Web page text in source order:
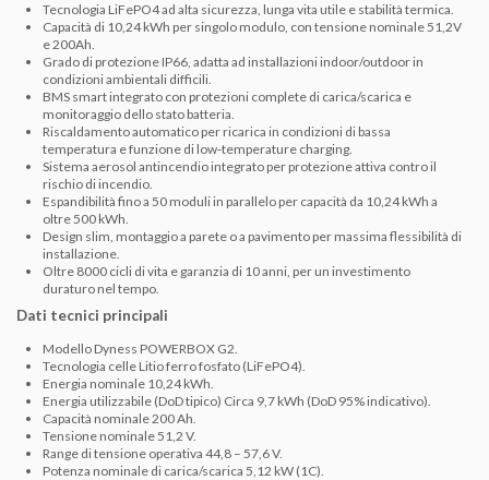
Tecnologia LiFePO4 ad alta sicurezza, lunga vita utile e stabilità termica.
Capacità di 10,24 kWh per singolo modulo, con tensione nominale 51,2V
e 200Ah.
Grado di protezione IP66, adatta ad installazioni indoor/outdoor in
condizioni ambientali difficili.
BMS smart integrato con protezioni complete di carica/scarica e
monitoraggio dello stato batteria.
Riscaldamento automatico per ricarica in condizioni di bassa
temperatura e funzione di low‑temperature charging.
Sistema aerosol antincendio integrato per protezione attiva contro il
rischio di incendio.
Espandibilità fino a 50 moduli in parallelo per capacità da 10,24 kWh a
oltre 500 kWh.
Design slim, montaggio a parete o a pavimento per massima flessibilità di
installazione.
Oltre 8000 cicli di vita e garanzia di 10 anni, per un investimento
duraturo nel tempo.
Dati tecnici principali
Modello Dyness POWERBOX G2.
Tecnologia celle Litio ferro fosfato (LiFePO4).
Energia nominale 10,24 kWh.
Energia utilizzabile (DoD tipico) Circa 9,7 kWh (DoD 95% indicativo).
Capacità nominale200 Ah.
Tensione nominale 51,2 V.
Range di tensione operativa 44,8 – 57,6 V.
Potenza nominale di carica/scarica 5,12 kW (1C).